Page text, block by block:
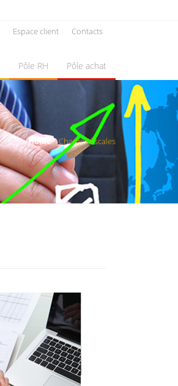
Espace client Contacts
Pôle RH Pôle achat
Home Charges fiscales